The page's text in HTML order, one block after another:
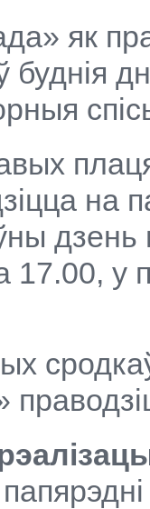
як
буднія
на
17.00, у